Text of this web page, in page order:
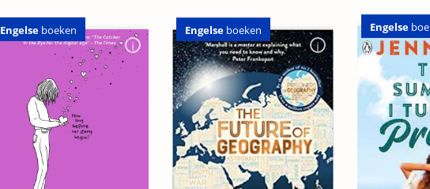
Engelse boeken Engelse boeken Engelse